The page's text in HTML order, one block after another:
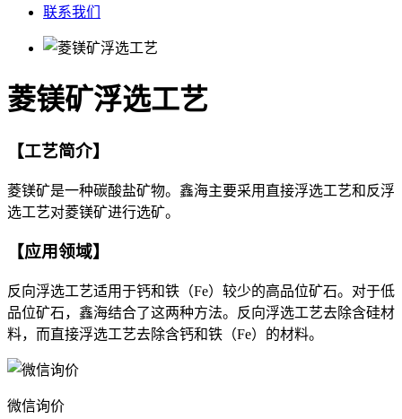
联系我们
菱镁矿浮选工艺
【工艺简介】
菱镁矿是一种碳酸盐矿物。鑫海主要采用直接浮选工艺和反浮
选工艺对菱镁矿进行选矿。
【应用领域】
反向浮选工艺适用于钙和铁（Fe）较少的高品位矿石。对于低
品位矿石，鑫海结合了这两种方法。反向浮选工艺去除含硅材
料，而直接浮选工艺去除含钙和铁（Fe）的材料。
微信询价